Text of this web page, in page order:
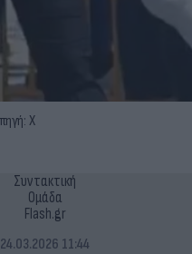
πηγή: Χ
Συντακτική
Ομάδα
Flash.gr
24.03.2026 11:44